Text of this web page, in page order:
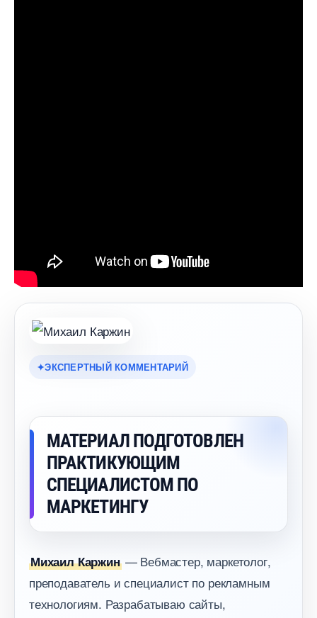
ЭКСПЕРТНЫЙ КОММЕНТАРИЙ
МАТЕРИАЛ ПОДГОТОВЛЕН
ПРАКТИКУЮЩИМ
СПЕЦИАЛИСТОМ ПО
МАРКЕТИНГУ
Михаил Каржин— Вебмастер, маркетолог,
преподаватель и специалист по рекламным
технологиям. Разрабатываю сайты,